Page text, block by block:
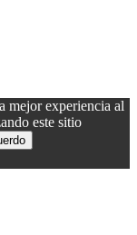
mejor experiencia al
este sitio